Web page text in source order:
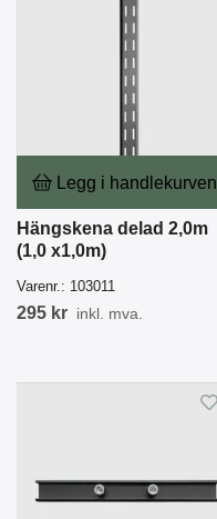
Legg i handlekurven
Hängskena delad 2,0m
(1,0 x1,0m)
Varenr.: 103011
295 kr inkl. mva.